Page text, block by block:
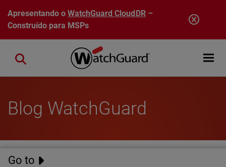
Pular para o conteúdo principal
Apresentando oWatchGuard CloudDR–
Construído para MSPs
Open
Close search
Blog WatchGuard
Go to